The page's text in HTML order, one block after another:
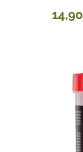
14,90